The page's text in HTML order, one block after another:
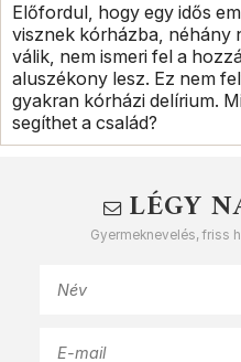
Előfordul, hogy egy idős
visznek kórházba, néhány
válik, nem ismeri fel a
aluszékony lesz. Ez nem
gyakran kórházi delírium.
segíthet a család?
LÉGY
Gyermeknevelés, friss